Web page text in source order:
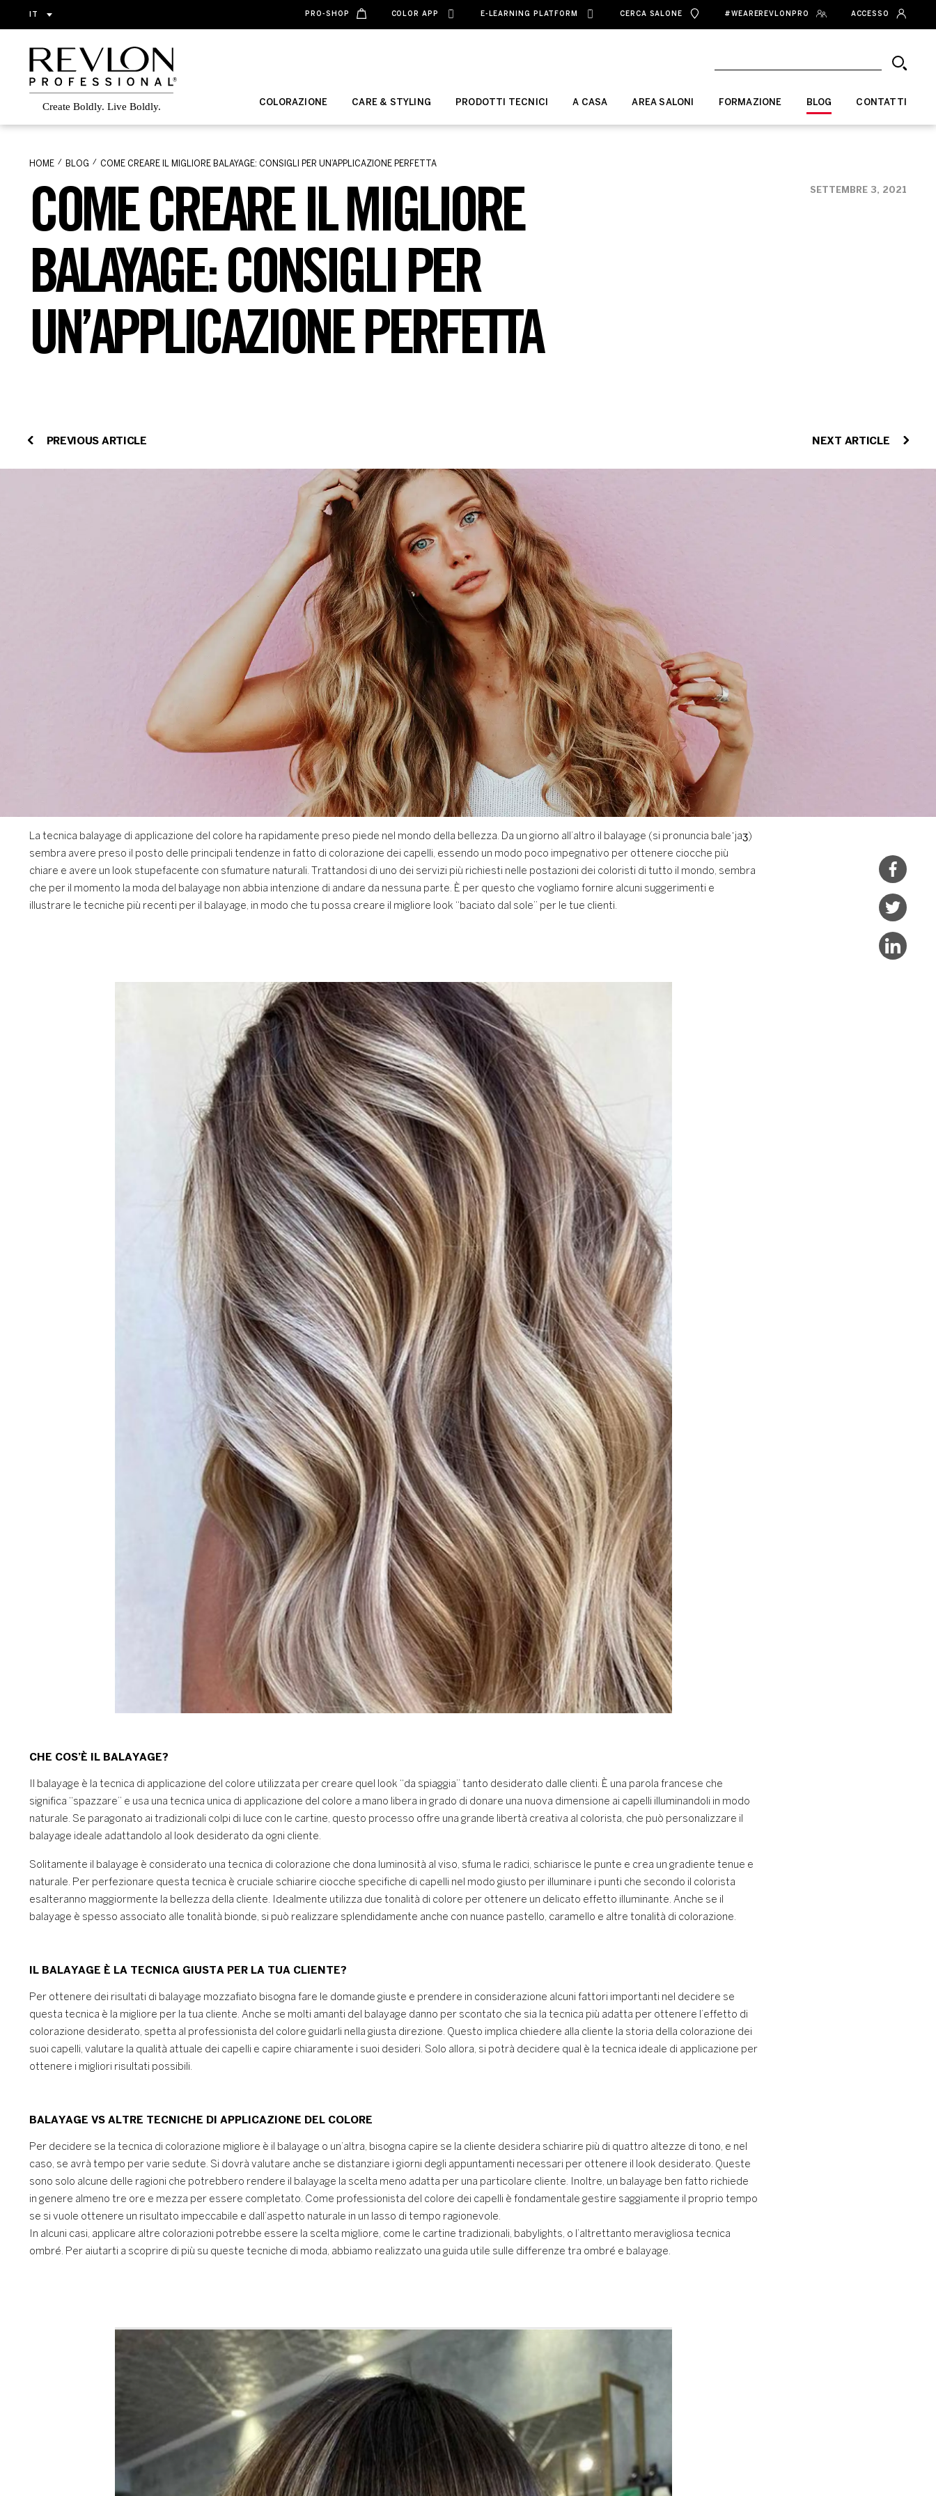
IT PRO-SHOP COLOR APP E-LEARNING PLATFORM CERCA SALONE #WEAREREVLONPRO ACCESSO
COLORAZIONE CARE & STYLING PRODOTTI TECNICI A CASA AREA SALONI FORMAZIONE BLOG CONTATTI
HOME BLOG COME CREARE IL MIGLIORE BALAYAGE: CONSIGLI PER UN’APPLICAZIONE PERFETTA
COME CREARE IL MIGLIORE
BALAYAGE: CONSIGLI PER
UN’APPLICAZIONE PERFETTA
SETTEMBRE 3, 2021
PREVIOUS ARTICLE NEXT ARTICLE
La tecnica balayage di applicazione del colore ha rapidamente preso piede nel mondo della bellezza. Da un giorno all’altro il balayage (si pronuncia baleˈjaʒ)
sembra avere preso il posto delle principali tendenze in fatto di colorazione dei capelli, essendo un modo poco impegnativo per ottenere ciocche più
chiare e avere un look stupefacente con sfumature naturali. Trattandosi di uno dei servizi più richiesti nelle postazioni dei coloristi di tutto il mondo, sembra
che per il momento la moda del balayage non abbia intenzione di andare da nessuna parte. È per questo che vogliamo fornire alcuni suggerimenti e
illustrare le tecniche più recenti per il balayage, in modo che tu possa creare il migliore look “baciato dal sole” per le tue clienti.
CHE COS’È IL BALAYAGE?
Il balayage è la tecnica di applicazione del colore utilizzata per creare quel look “da spiaggia” tanto desiderato dalle clienti. È una parola francese che
significa “spazzare” e usa una tecnica unica di applicazione del colore a mano libera in grado di donare una nuova dimensione ai capelli illuminandoli in modo
naturale. Se paragonato ai tradizionali colpi di luce con le cartine, questo processo offre una grande libertà creativa al colorista, che può personalizzare il
balayage ideale adattandolo al look desiderato da ogni cliente.
Solitamente il balayage è considerato una tecnica di colorazione che dona luminosità al viso, sfuma le radici, schiarisce le punte e crea un gradiente tenue e
naturale. Per perfezionare questa tecnica è cruciale schiarire ciocche specifiche di capelli nel modo giusto per illuminare i punti che secondo il colorista
esalteranno maggiormente la bellezza della cliente. Idealmente utilizza due tonalità di colore per ottenere un delicato effetto illuminante. Anche se il
balayage è spesso associato alle tonalità bionde, si può realizzare splendidamente anche con nuance pastello, caramello e altre tonalità di colorazione.
IL BALAYAGE È LA TECNICA GIUSTA PER LA TUA CLIENTE?
Per ottenere dei risultati di balayage mozzafiato bisogna fare le domande giuste e prendere in considerazione alcuni fattori importanti nel decidere se
questa tecnica è la migliore per la tua cliente. Anche se molti amanti del balayage danno per scontato che sia la tecnica più adatta per ottenere l’effetto di
colorazione desiderato, spetta al professionista del colore guidarli nella giusta direzione. Questo implica chiedere alla cliente la storia della colorazione dei
suoi capelli, valutare la qualità attuale dei capelli e capire chiaramente i suoi desideri. Solo allora, si potrà decidere qual è la tecnica ideale di applicazione per
ottenere i migliori risultati possibili.
BALAYAGE VS ALTRE TECNICHE DI APPLICAZIONE DEL COLORE
Per decidere se la tecnica di colorazione migliore è il balayage o un’altra, bisogna capire se la cliente desidera schiarire più di quattro altezze di tono, e nel
caso, se avrà tempo per varie sedute. Si dovrà valutare anche se distanziare i giorni degli appuntamenti necessari per ottenere il look desiderato. Queste
sono solo alcune delle ragioni che potrebbero rendere il balayage la scelta meno adatta per una particolare cliente. Inoltre, un balayage ben fatto richiede
in genere almeno tre ore e mezza per essere completato. Come professionista del colore dei capelli è fondamentale gestire saggiamente il proprio tempo
se si vuole ottenere un risultato impeccabile e dall’aspetto naturale in un lasso di tempo ragionevole.
In alcuni casi, applicare altre colorazioni potrebbe essere la scelta migliore, come le cartine tradizionali, babylights, o l’altrettanto meravigliosa tecnica
ombré. Per aiutarti a scoprire di più su queste tecniche di moda, abbiamo realizzato una guida utile sulle differenze tra ombré e balayage.